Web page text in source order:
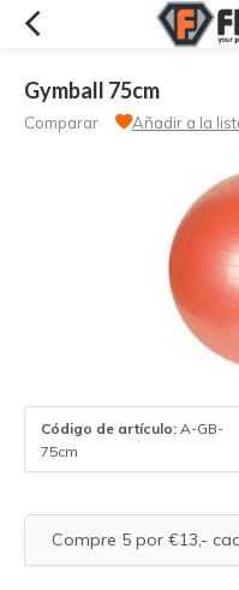
Gymball 75cm
Comparar Añadir a la
Código de artículo: A-GB-
75cm
Compre 5 por €13,-